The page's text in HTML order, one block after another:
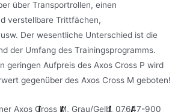
über Transportrollen, einen
verstellbare Trittfächen,
Der wesentliche Unterschied ist die
der Umfang des Trainingsprogramms.
geringen Aufpreis des Axos Cross P wird
gegenüber des Axos Cross M geboten!